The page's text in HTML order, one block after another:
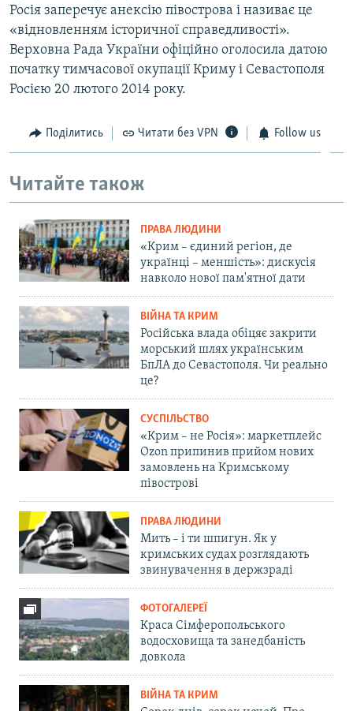
Росія заперечує анексію півострова і називає це
«відновленням історичної справедливості».
Верховна Рада України офіційно оголосила датою
початку тимчасової окупації Криму і Севастополя
Росією 20 лютого 2014 року.
Поділитись Читати без VPN Follow us
Читайте також
ПРАВА ЛЮДИНИ
«Крим – єдиний регіон, де
українці – меншість»: дискусія
навколо нової пам'ятної дати
ВІЙНА ТА КРИМ
Російська влада обіцяє закрити
морський шлях українським
БпЛА до Севастополя. Чи реально
це?
СУСПІЛЬСТВО
«Крим – не Росія»: маркетплейс
Ozon припинив прийом нових
замовлень на Кримському
півострові
ПРАВА ЛЮДИНИ
Мить – і ти шпигун. Як у
кримських судах розглядають
звинувачення в держзраді
ФОТОГАЛЕРЕЇ
Краса Сімферопольського
водосховища та занедбаність
довкола
ВІЙНА ТА КРИМ